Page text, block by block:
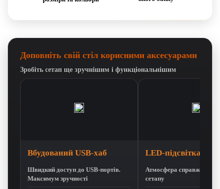
Доповніть свій стіл корисними аксесуарами
Зробіть сетап ще зручнішим і функціональнішим
Вбудований USB-хаб
Швидкий доступ до USB-портів.
Максимум зручності
LED-підсвітка
Атмосфера справжнього
сетапу